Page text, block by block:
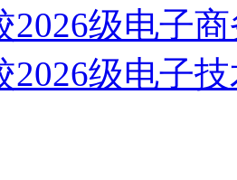
2026级电子
2026级电子